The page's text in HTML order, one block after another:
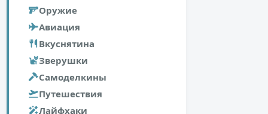
Оружие
Авиация
Вкуснятина
Зверушки
Самоделкины
Путешествия
Лайфхаки